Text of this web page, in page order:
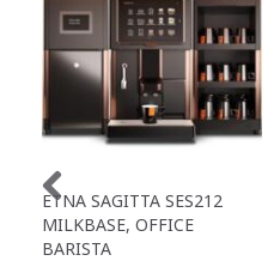
ETNA SAGITTA SES212
MILKBASE, OFFICE
BARISTA